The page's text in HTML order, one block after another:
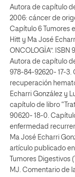
Autora de capítulo
2006: cáncer de
Capítulo 6 Tumores
Hitt y Ma José
ONCOLOGÏA”.
Autora de capítulo
978-84-92620- 17-3.
recuperación
Echarri González y
capítulo de libro
90620- 18-0.
enfermedad
Ma José Echarri
artículo publicado
Tumores Digestivos
MJ. Comentario de